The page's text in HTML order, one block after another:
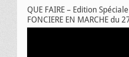
QUE FAIRE – Edition Spéciale
FONCIERE EN MARCHE du